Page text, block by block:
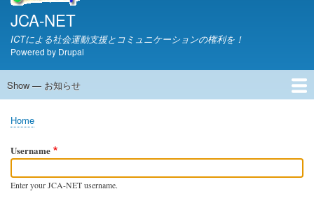
JCA-NET
ICTによる社会運動支援とコミュニケーションの権利を！
Powered by Drupal
お
ら
Show — お知らせ
JCA-NETからのお知らせ
Breadcrumb
Home
Username
Enter your JCA-NET username.